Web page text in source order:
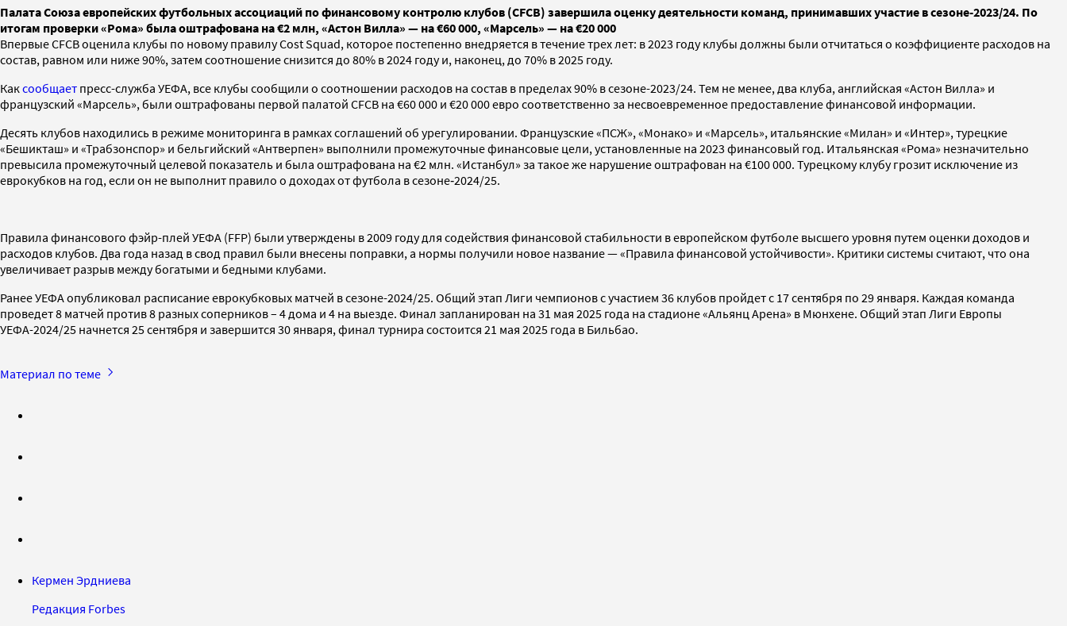
Палата Союза европейских футбольных ассоциаций по финансовому контролю клубов (CFCB) завершила оценку деятельности команд, принимавших участие в сезоне-2023/24. По
итогам проверки «Рома» была оштрафована на €2 млн, «Астон Вилла» — на €60 000, «Марсель» — на €20 000
Впервые CFCB оценила клубы по новому правилу Cost Squad, которое постепенно внедряется в течение трех лет: в 2023 году клубы должны были отчитаться о коэффициенте расходов на
состав, равном или ниже 90%, затем соотношение снизится до 80% в 2024 году и, наконец, до 70% в 2025 году.
Каксообщает пресс-служба УЕФА, все клубы сообщили о соотношении расходов на состав в пределах 90% в сезоне-2023/24. Тем не менее, два клуба, английская «Астон Вилла» и
французский «Марсель», были оштрафованы первой палатой CFCB на €60 000 и €20 000 евро соответственно за несвоевременное предоставление финансовой информации.
Десять клубов находились в режиме мониторинга в рамках соглашений об урегулировании. Французские «ПСЖ», «Монако» и «Марсель», итальянские «Милан» и «Интер», турецкие
«Бешикташ» и «Трабзонспор» и бельгийский «Антверпен» выполнили промежуточные финансовые цели, установленные на 2023 финансовый год. Итальянская «Рома» незначительно
превысила промежуточный целевой показатель и была оштрафована на €2 млн. «Истанбул» за такое же нарушение оштрафован на €100 000. Турецкому клубу грозит исключение из
еврокубков на год, если он не выполнит правило о доходах от футбола в сезоне‑2024/25.
Правила финансового фэйр-плей УЕФА (FFP) были утверждены в 2009 году для содействия финансовой стабильности в европейском футболе высшего уровня путем оценки доходов и
расходов клубов. Два года назад в свод правил были внесены поправки, а нормы получили новое название — «Правила финансовой устойчивости». Критики системы считают, что она
увеличивает разрыв между богатыми и бедными клубами.
Ранее УЕФА опубликовал расписание еврокубковых матчей в сезоне-2024/25. Общий этап Лиги чемпионов с участием 36 клубов пройдет с 17 сентября по 29 января. Каждая команда
проведет 8 матчей против 8 разных соперников – 4 дома и 4 на выезде. Финал запланирован на 31 мая 2025 года на стадионе «Альянц Арена» в Мюнхене. Общий этап Лиги Европы
УЕФА-2024/25 начнется 25 сентября и завершится 30 января, финал турнира состоится 21 мая 2025 года в Бильбао.
Материал по теме
Кермен Эрдниева
Редакция Forbes